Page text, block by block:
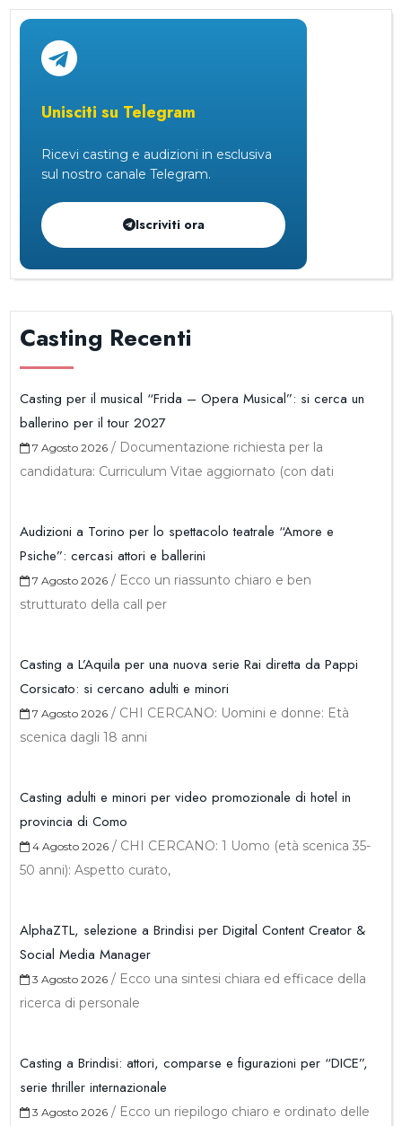
Unisciti su Telegram
Ricevi casting e audizioni in esclusiva
sul nostro canale Telegram.
Iscriviti ora
Casting Recenti
Casting per il musical “Frida – Opera Musical”: si cerca un
ballerino per il tour 2027
7 Agosto 2026 / Documentazione richiesta per la
candidatura: Curriculum Vitae aggiornato (con dati
Audizioni a Torino per lo spettacolo teatrale “Amore e
Psiche”: cercasi attori e ballerini
7 Agosto 2026 / Ecco un riassunto chiaro e ben
strutturato della call per
Casting a L’Aquila per una nuova serie Rai diretta da Pappi
Corsicato: si cercano adulti e minori
7 Agosto 2026 / CHI CERCANO: Uomini e donne: Età
scenica dagli 18 anni
Casting adulti e minori per video promozionale di hotel in
provincia di Como
4 Agosto 2026 / CHI CERCANO: 1 Uomo (età scenica 35-
50 anni): Aspetto curato,
AlphaZTL, selezione a Brindisi per Digital Content Creator &
Social Media Manager
3 Agosto 2026 / Ecco una sintesi chiara ed efficace della
ricerca di personale
Casting a Brindisi: attori, comparse e figurazioni per “DICE”,
serie thriller internazionale
3 Agosto 2026 / Ecco un riepilogo chiaro e ordinato delle